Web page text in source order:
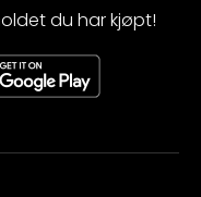
du har kjøpt!